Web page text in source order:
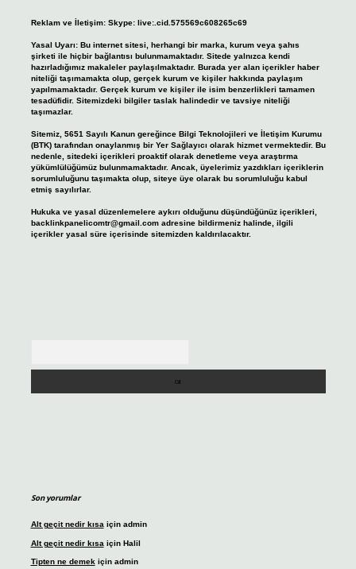
Reklam ve İletişim: Skype: live:.cid.575569c608265c69
Yasal Uyarı: Bu internet sitesi, herhangi bir marka, kurum veya şahıs
şirketi ile hiçbir bağlantısı bulunmamaktadır. Sitede yalnızca kendi
hazırladığımız makaleler paylaşılmaktadır. Burada yer alan içerikler haber
niteliği taşımamakta olup, gerçek kurum ve kişiler hakkında paylaşım
yapılmamaktadır. Gerçek kurum ve kişiler ile isim benzerlikleri tamamen
tesadüfidir. Sitemizdeki bilgiler taslak halindedir ve tavsiye niteliği
taşımazlar.
Sitemiz, 5651 Sayılı Kanun gereğince Bilgi Teknolojileri ve İletişim Kurumu
(BTK) tarafından onaylanmış bir Yer Sağlayıcı olarak hizmet vermektedir. Bu
nedenle, sitedeki içerikleri proaktif olarak denetleme veya araştırma
yükümlülüğümüz bulunmamaktadır. Ancak, üyelerimiz yazdıkları içeriklerin
sorumluluğunu taşımakta olup, siteye üye olarak bu sorumluluğu kabul
etmiş sayılırlar.
Hukuka ve yasal düzenlemelere aykırı olduğunu düşündüğünüz içerikleri,
backlinkpanelicomtr@gmail.comadresine bildirmeniz halinde, ilgili
içerikler yasal süre içerisinde sitemizden kaldırılacaktır.
Son yorumlar
Alt geçit nedir kısa için admin
Alt geçit nedir kısa için Halil
Tipten ne demekiçin admin